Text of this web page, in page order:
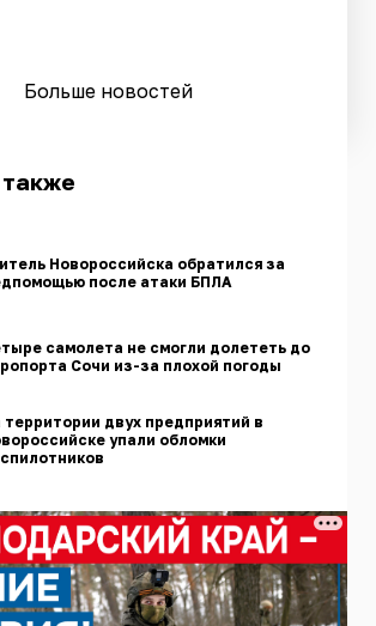
Больше новостей
Новороссийска обратился за
после атаки БПЛА
самолета не смогли долететь до
Сочи из-за плохой погоды
территории двух предприятий в
упали обломки